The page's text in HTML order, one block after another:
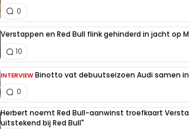
0
Verstappen en Red Bull flink gehinderd in jacht op
10
INTERVIEW Binotto vat debuutseizoen Audi samen
0
Herbert noemt Red Bull-aanwinst troefkaart
uitstekend bij Red Bull"